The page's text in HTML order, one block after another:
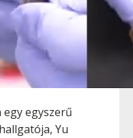
egyszerű
Yu